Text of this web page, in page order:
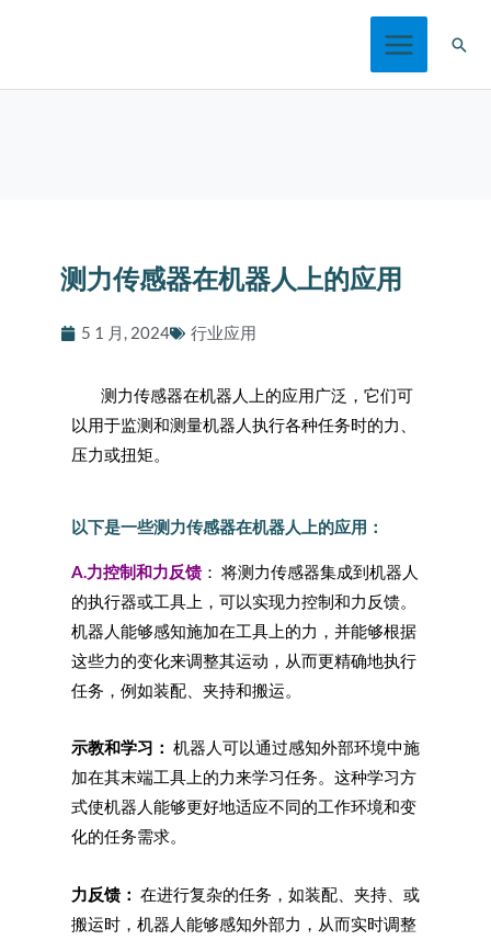
搜
测力传感器在机器人上的应用
5 1 月, 2024 行业应用
测力传感器在机器人上的应用广泛，它们可
以用于监测和测量机器人执行各种任务时的力、
压力或扭矩。
以下是一些测力传感器在机器人上的应用：
A.力控制和力反馈 ： 将测力传感器集成到机器人
的执行器或工具上，可以实现力控制和力反馈。
机器人能够感知施加在工具上的力，并能够根据
这些力的变化来调整其运动，从而更精确地执行
任务，例如装配、夹持和搬运。
示教和学习： 机器人可以通过感知外部环境中施
加在其末端工具上的力来学习任务。这种学习方
式使机器人能够更好地适应不同的工作环境和变
化的任务需求。
力反馈： 在进行复杂的任务，如装配、夹持、或
搬运时，机器人能够感知外部力，从而实时调整